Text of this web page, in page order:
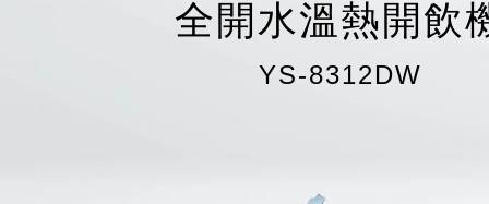
全開水溫熱開飲
YS-8312DW